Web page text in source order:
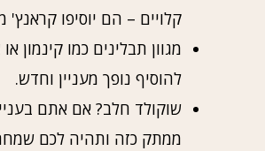
קלויים – הם יוסיפו קראנץ'
מגוון תבלינים כמו קינמון או
להוסיף נופך מעניין וחדש.
שוקולד חלב? אם אתם
ממתק כזה ותהיה לכם